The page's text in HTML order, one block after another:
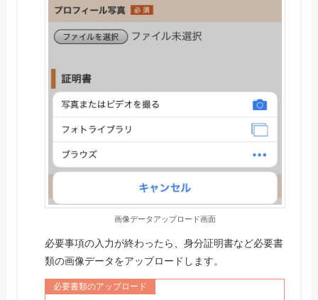
画像データアップロード画面
必要事項の入力が終わったら、身分証明書など必要書
類の画像データをアップロードします。
必要書類のアップロード